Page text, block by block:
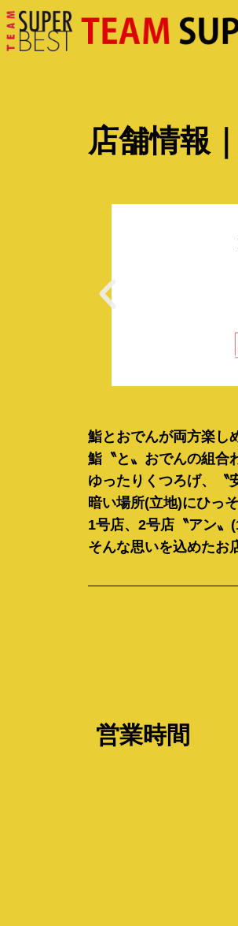
店舗情報
鮨とおでんが両方楽し
鮨〝と〟おでんの組合
ゆったりくつろげ、
〝
暗い場所(立地)にひっ
1号店、2号店 〝アン
そんな思いを込めたお
営業時間